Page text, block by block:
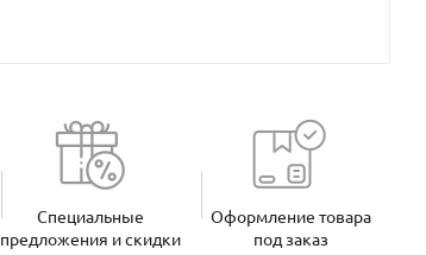
Специальные
предложения и скидки
Оформление товара
под заказ